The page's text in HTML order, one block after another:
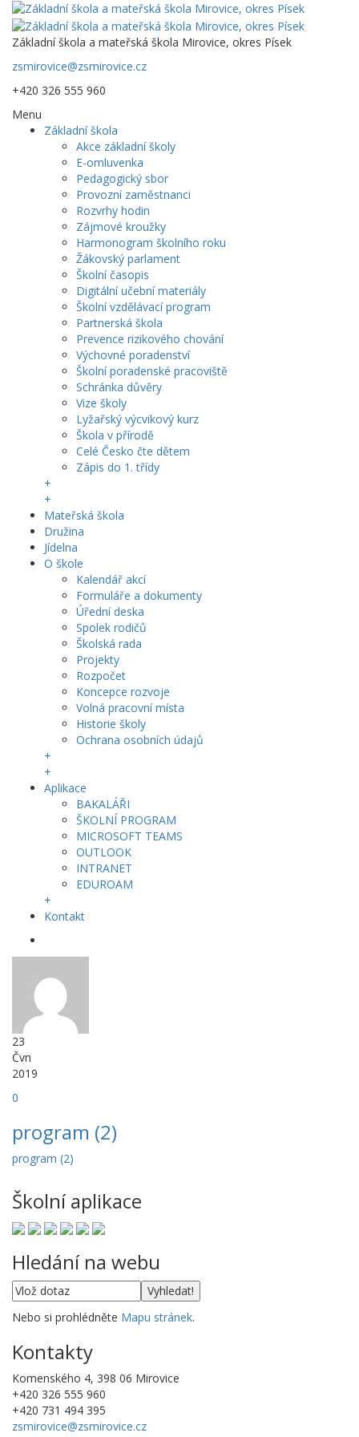
Základní škola a mateřská škola Mirovice, okres Písek
zsmirovice@zsmirovice.cz
+420 326 555 960
Menu
Základní škola
Akce základní školy
E-omluvenka
Pedagogický sbor
Provozní zaměstnanci
Rozvrhy hodin
Zájmové kroužky
Harmonogram školního roku
Žákovský parlament
Školní časopis
Digitální učební materiály
Školní vzdělávací program
Partnerská škola
Prevence rizikového chování
Výchovné poradenství
Školní poradenské pracoviště
Schránka důvěry
Vize školy
Lyžařský výcvikový kurz
Škola v přírodě
Celé Česko čte dětem
Zápis do 1. třídy
+
+
Mateřská škola
Družina
Jídelna
O škole
Kalendář akcí
Formuláře a dokumenty
Úřední deska
Spolek rodičů
Školská rada
Projekty
Rozpočet
Koncepce rozvoje
Volná pracovní místa
Historie školy
Ochrana osobních údajů
+
+
Aplikace
BAKALÁŘI
ŠKOLNÍ PROGRAM
MICROSOFT TEAMS
OUTLOOK
INTRANET
EDUROAM
+
Kontakt
23
Čvn
2019
0
program (2)
program (2)
Školní aplikace
Hledání na webu
Nebo si prohlédněte Mapu stránek.
Kontakty
Komenského 4, 398 06 Mirovice
+420 326 555 960
+420 731 494 395
zsmirovice@zsmirovice.cz